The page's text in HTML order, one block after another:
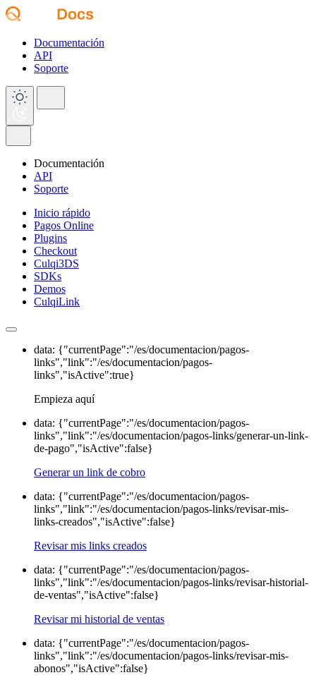
Documentación
API
Soporte
Documentación
API
Soporte
Inicio rápido
Pagos Online
Plugins
Checkout
Culqi3DS
SDKs
Demos
CulqiLink
data: {"currentPage":"/es/documentacion/pagos-
links","link":"/es/documentacion/pagos-
links","isActive":true}
Empieza aquí
data: {"currentPage":"/es/documentacion/pagos-
links","link":"/es/documentacion/pagos-links/generar-un-link-
de-pago","isActive":false}
Generar un link de cobro
data: {"currentPage":"/es/documentacion/pagos-
links","link":"/es/documentacion/pagos-links/revisar-mis-
links-creados","isActive":false}
Revisar mis links creados
data: {"currentPage":"/es/documentacion/pagos-
links","link":"/es/documentacion/pagos-links/revisar-historial-
de-ventas","isActive":false}
Revisar mi historial de ventas
data: {"currentPage":"/es/documentacion/pagos-
links","link":"/es/documentacion/pagos-links/revisar-mis-
abonos","isActive":false}